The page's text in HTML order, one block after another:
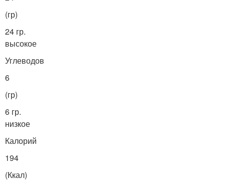
(гр)
24 гр.
высокое
Углеводов
6
(гр)
6 гр.
низкое
Калорий
194
(Ккал)